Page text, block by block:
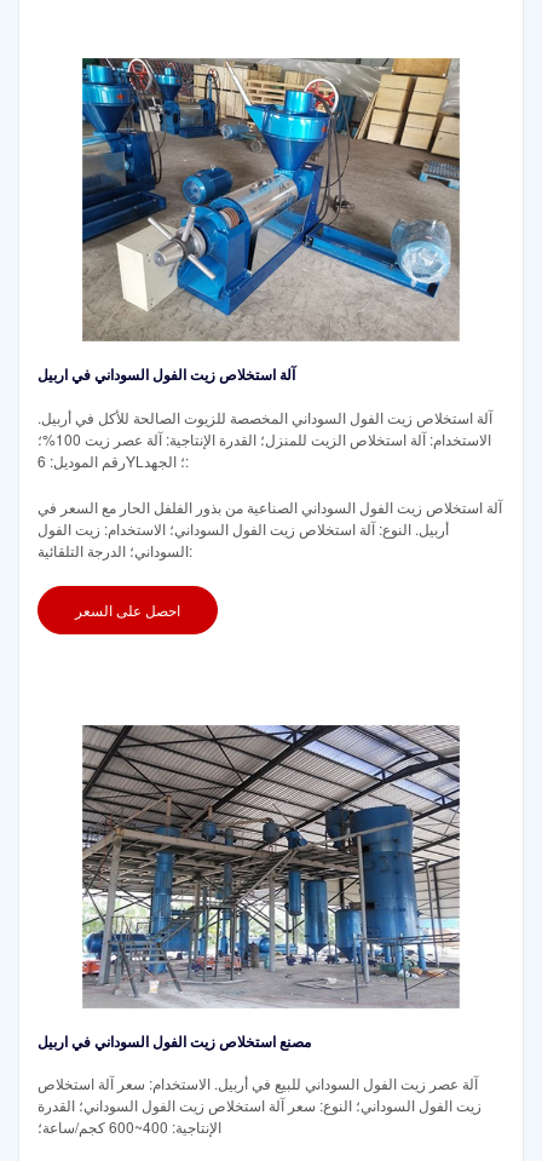
آلة استخلاص زيت الفول السوداني في اربيل
آلة استخلاص زيت الفول السوداني المخصصة للزيوت الصالحة للأكل في أربيل.
الاستخدام: آلة استخلاص الزيت للمنزل؛ القدرة الإنتاجية: آلة عصر زيت 100%؛
رقم الموديل: 6YL؛ الجهد:
آلة استخلاص زيت الفول السوداني الصناعية من بذور الفلفل الحار مع السعر في
أربيل. النوع: آلة استخلاص زيت الفول السوداني؛ الاستخدام: زيت الفول
السوداني؛ الدرجة التلقائية:
احصل على السعر
مصنع استخلاص زيت الفول السوداني في اربيل
آلة عصر زيت الفول السوداني للبيع في أربيل. الاستخدام: سعر آلة استخلاص
زيت الفول السوداني؛ النوع: سعر آلة استخلاص زيت الفول السوداني؛ القدرة
الإنتاجية: 400~600 كجم/ساعة؛